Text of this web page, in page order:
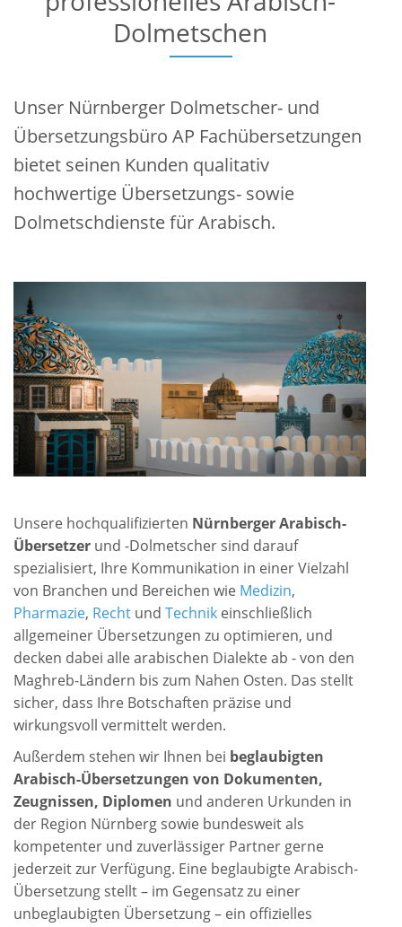
Dolmetschen
Unser Nürnberger Dolmetscher- und
Übersetzungsbüro AP Fachübersetzungen
bietet seinen Kunden qualitativ
hochwertige Übersetzungs- sowie
Dolmetschdienste für Arabisch.
Unsere hochqualifizierten Nürnberger Arabisch-
Übersetzer und -Dolmetscher sind darauf
spezialisiert, Ihre Kommunikation in einer Vielzahl
von Branchen und Bereichen wie Medizin,
Pharmazie, Recht und Technik einschließlich
allgemeiner Übersetzungen zu optimieren, und
decken dabei alle arabischen Dialekte ab - von den
Maghreb-Ländern bis zum Nahen Osten. Das stellt
sicher, dass Ihre Botschaften präzise und
wirkungsvoll vermittelt werden.
Außerdem stehen wir Ihnen bei beglaubigten
Arabisch-Übersetzungen von Dokumenten,
Zeugnissen, Diplomen und anderen Urkunden in
der Region Nürnberg sowie bundesweit als
kompetenter und zuverlässiger Partner gerne
jederzeit zur Verfügung. Eine beglaubigte Arabisch-
Übersetzung stellt – im Gegensatz zu einer
unbeglaubigten Übersetzung – ein offizielles